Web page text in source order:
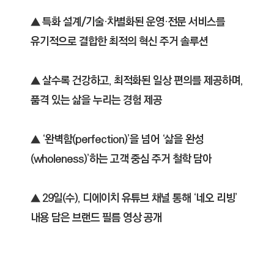
C
O
N
T
R
T
I
N
)
▲ 특화 설계/기술·차별화된 운영·전문 서비스를
유기적으로 결합한 최적의 혁신 주거 솔루션
▲ 살수록 건강하고, 최적화된 일상 편의를 제공하며,
품격 있는 삶을 누리는 경험 제공
▲ ‘완벽함(perfection)’을 넘어 ‘삶을 완성
(wholeness)’하는 고객 중심 주거 철학 담아
▲ 29일(수), 디에이치 유튜브 채널 통해 ‘네오 리빙’
내용 담은 브랜드 필름 영상 공개